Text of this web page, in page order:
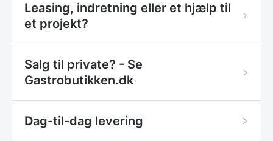
Leasing, indretning eller et hjælp til
et projekt?
Salg til private? - Se
Gastrobutikken.dk
Dag-til-dag levering